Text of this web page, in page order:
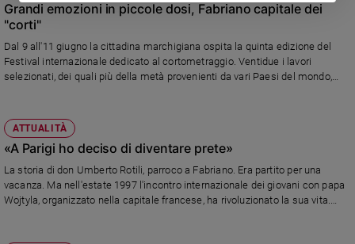
Grandi emozioni in piccole dosi, Fabriano capitale dei
"corti"
Dal 9 all'11 giugno la cittadina marchigiana ospita la quinta edizione del
Festival internazionale dedicato al cortometraggio. Ventidue i lavori
selezionati, dei quali più della metà provenienti da vari Paesi del mondo,
ATTUALITÀ
«A Parigi ho deciso di diventare prete»
La storia di don Umberto Rotili, parroco a Fabriano. Era partito per una
vacanza. Ma nell'estate 1997 l'incontro internazionale dei giovani con papa
Wojtyla, organizzato nella capitale francese, ha rivoluzionato la sua vita.